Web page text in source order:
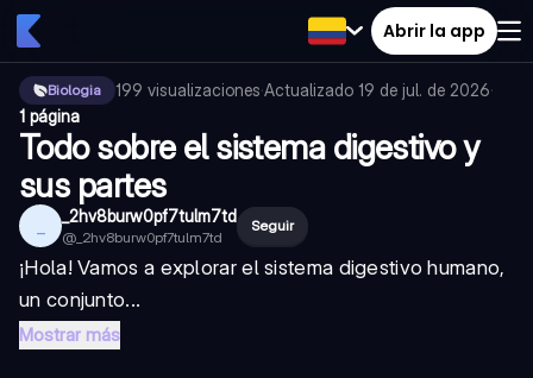
Abrir la app
Biologia 199 visualizaciones·Actualizado 19 de jul. de 2026·
1 página
Todo sobre el sistema digestivo y
sus partes
_2hv8burw0pf7tulm7td
@ _2hv8burw0pf7tulm7td
Seguir
¡Hola! Vamos a explorar el sistema digestivo humano,
un conjunto...
Mostrar más